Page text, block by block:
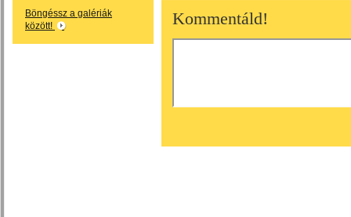
Böngéssz a galériák
között!
Kommentáld!